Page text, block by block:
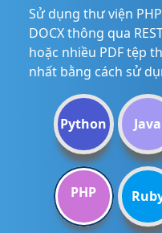
Sử dụng thư viện
DOCX thông qua
hoặc nhiều PDF tệp
nhất bằng cách sử
Python Java
PHP